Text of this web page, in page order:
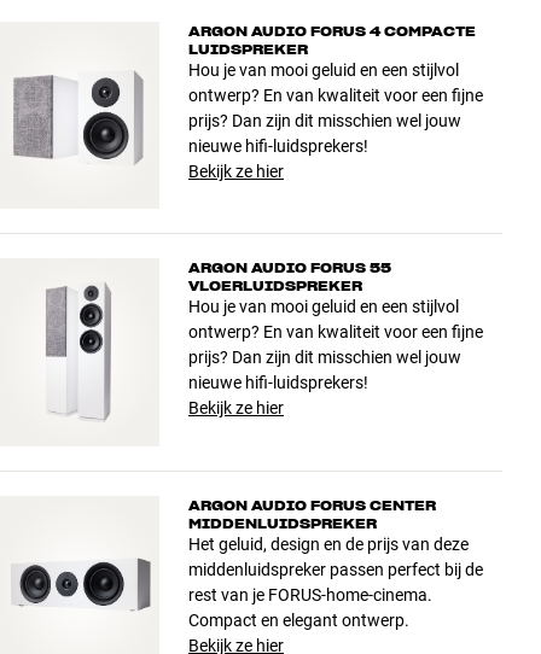
ARGON AUDIO FORUS 4 COMPACTE
LUIDSPREKER
Hou je van mooi geluid en een stijlvol
ontwerp? En van kwaliteit voor een fijne
prijs? Dan zijn dit misschien wel jouw
nieuwe hifi-luidsprekers!
Bekijk ze hier
ARGON AUDIO FORUS 55
VLOERLUIDSPREKER
Hou je van mooi geluid en een stijlvol
ontwerp? En van kwaliteit voor een fijne
prijs? Dan zijn dit misschien wel jouw
nieuwe hifi-luidsprekers!
Bekijk ze hier
ARGON AUDIO FORUS CENTER
MIDDENLUIDSPREKER
Het geluid, design en de prijs van deze
middenluidspreker passen perfect bij de
rest van je FORUS-home-cinema.
Compact en elegant ontwerp.
Bekijk ze hier